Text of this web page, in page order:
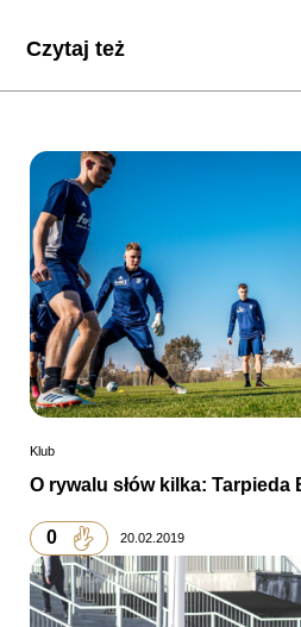
Czytaj też
Klub
O rywalu słów kilka: Tarpieda
0 20.02.2019